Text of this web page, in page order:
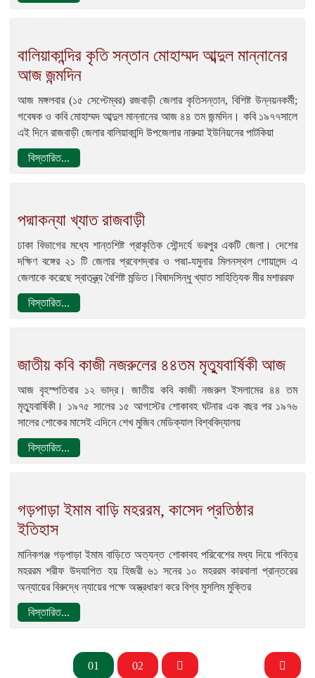
বালিয়াকান্দির কৃতি সন্তান মোহাম্মদ আব্দুল মান্নানের
আজ জন্মদিন
আজ মঙ্গলবার (১৫ সেপ্টেম্বর) রজবাড়ী জেলার কৃতিসন্তান, বিশিষ্ট উন্নয়নকর্মী;
গবেষক ও কবি মোহাম্মদ আব্দুল মান্নানের আজ ৪৪ তম জন্মদিন। কবি ১৯৭৭সালে
এই দিনে রাজবাড়ী জেলার বালিয়াকান্দি উপজেলার নারুয়া ইউনিয়নের পাটকিয়া
বিস্তারিত...
পদ্মাকন্যা খ্যাত রাজবাড়ী
ঢাকা বিভাগের মধ্যে শান্তশিষ্ট প্রাকৃতিক সৌন্দর্যে ভরপুর একটি জেলা। দেশের
দক্ষিণ বঙ্গের ২১ টি জেলার প্রবেশদ্বার ও পদ্মা-যমুনার মিলনস্থল গোয়ালন্দ এ
জেলাকে করেছে স্বাতন্ত্র্য বৈশিষ্ট মন্ডিত।বিষাদসিন্ধু খ্যাত সাহিত্যিক মীর মশাররফ
বিস্তারিত...
জাতীয় কবি কাজী নজরুলের ৪৪তম মৃত্যুবার্ষিকী আজ
আজ বৃহস্পতিবার ১২ ভাদ্র। জাতীয় কবি কাজী নজরুল ইসলামের ৪৪ তম
মৃত্যুবার্ষিকী। ১৯৭৫ সালের ১৫ আগস্টের শোকাবহ ঘটনার এক বছর পর ১৯৭৬
সালের শোকের মাসেই এদিনে শেখ মুজিব মেডিক্যাল বিশ্ববিদ্যালয়
বিস্তারিত...
গড়পাড়া ইমাম বাড়ি মহররম, কাসেদ প্রতিষ্ঠার
ইতিহাস
মানিকগঞ্জ গড়পাড়া ইমাম বাড়িতে অত্যন্ত শােকাবহ পরিবেশের মধ্য দিয়ে পবিত্র
মহররম শরীফ উদযাপিত হয় হিজরী ৬১ সনের ১০ মহররম কারবালা প্রান্তরের
অন্যায়ের বিরুদ্ধে ন্যায়ের পক্ষে অস্ত্রধারণ করে বিশ্ব মুসলিম মুক্তির
বিস্তারিত...
01 02